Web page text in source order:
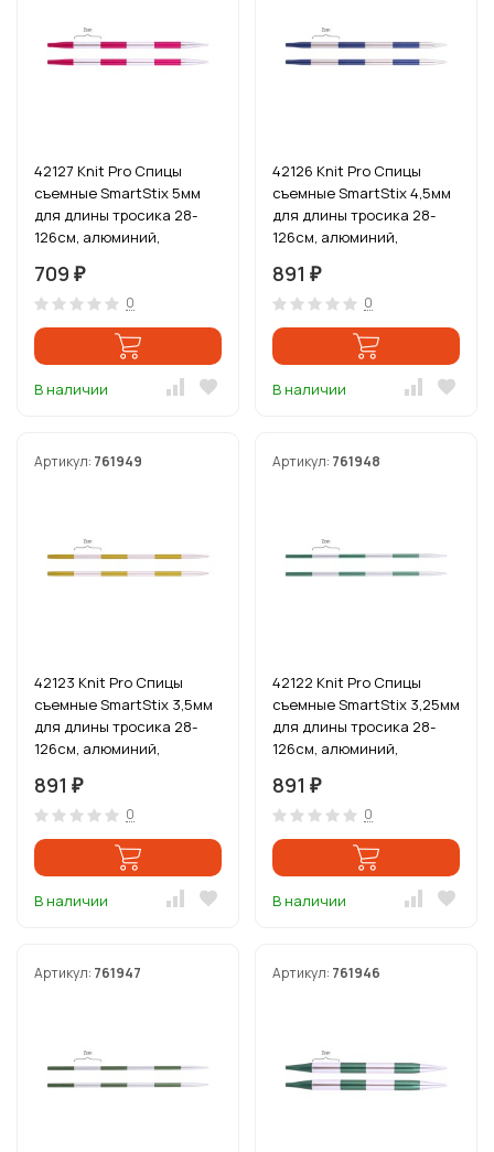
42127 Knit Pro Спицы
съемные SmartStix 5мм
для длины тросика 28-
126см, алюминий,
709 ₽
0
В наличии
42126 Knit Pro Спицы
съемные SmartStix 4,5мм
для длины тросика 28-
126см, алюминий,
891 ₽
0
В наличии
Артикул: 761949
42123 Knit Pro Спицы
съемные SmartStix 3,5мм
для длины тросика 28-
126см, алюминий,
хризолитовый
891 ₽
0
В наличии
Артикул: 761948
42122 Knit Pro Спицы
съемные SmartStix 3,25мм
для длины тросика 28-
126см, алюминий,
891 ₽
0
В наличии
Артикул: 761947 Артикул: 761946